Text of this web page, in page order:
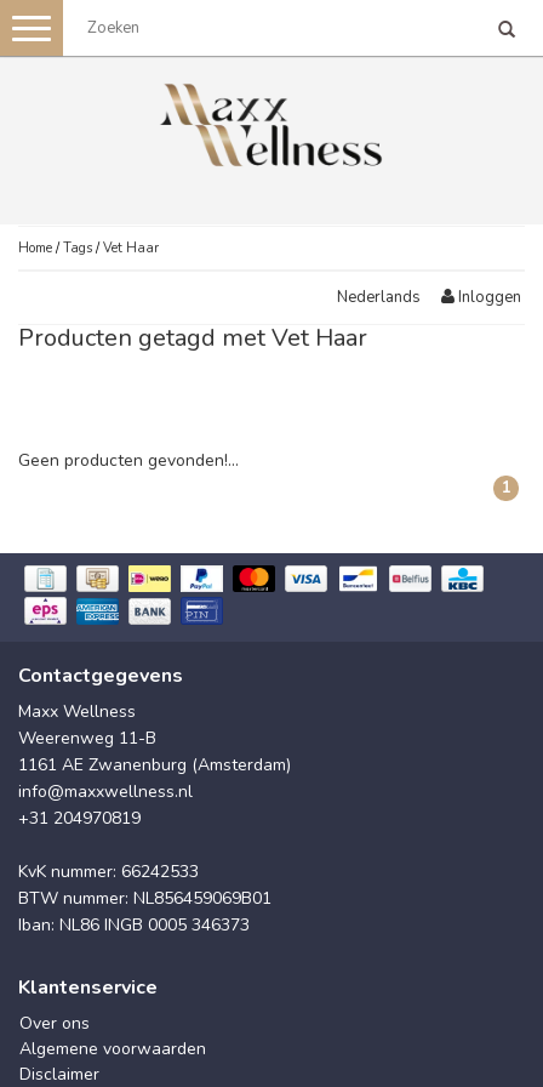
Toggle
navigation
Home /Tags /Vet Haar
Nederlands Inloggen
Producten getagd met Vet Haar
Geen producten gevonden!...
1
Contactgegevens
Maxx Wellness
Weerenweg 11-B
1161 AE Zwanenburg (Amsterdam)
info@maxxwellness.nl
+31 204970819
KvK nummer: 66242533
BTW nummer: NL856459069B01
Iban: NL86 INGB 0005 346373
Klantenservice
Over ons
Algemene voorwaarden
Disclaimer